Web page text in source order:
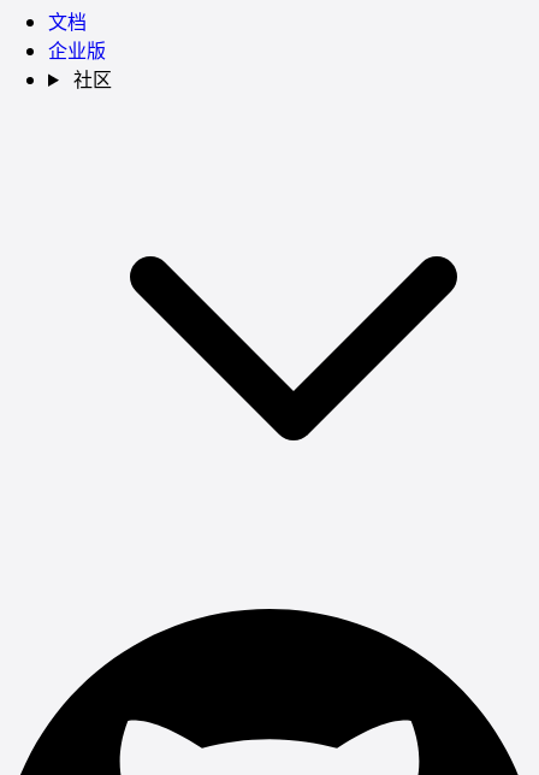
文档
企业版
社区